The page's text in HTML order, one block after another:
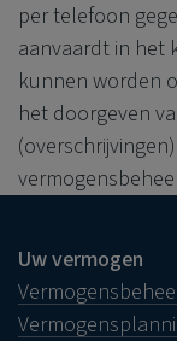
per telefoon
aanvaardt in het
kunnen worden
het doorgeven
Uw vermogen